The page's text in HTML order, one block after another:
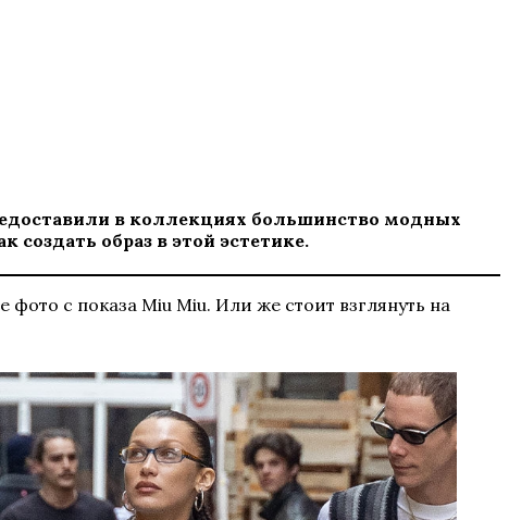
в коллекциях большинство модных
образ в этой эстетике.
с показа Miu Miu. Или же стоит взглянуть на